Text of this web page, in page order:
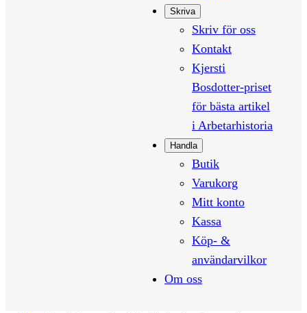
Skriva
Skriv för oss
Kontakt
Kjersti
Bosdotter-priset
för bästa artikel
i Arbetarhistoria
Handla
Butik
Varukorg
Mitt konto
Kassa
Köp- &
användarvilkor
Om oss